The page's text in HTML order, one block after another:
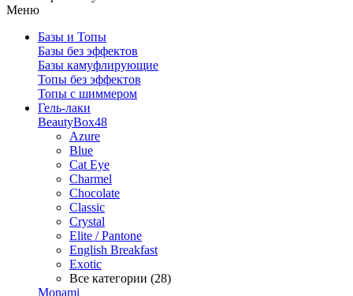
Меню
Базы и Топы
Базы без эффектов
Базы камуфлирующие
Топы без эффектов
Топы с шиммером
Гель-лаки
BeautyBox48
Azure
Blue
Cat Eye
Charmel
Chocolate
Classic
Crystal
Elite / Pantone
English Breakfast
Exotic
Все категории (28)
Monami